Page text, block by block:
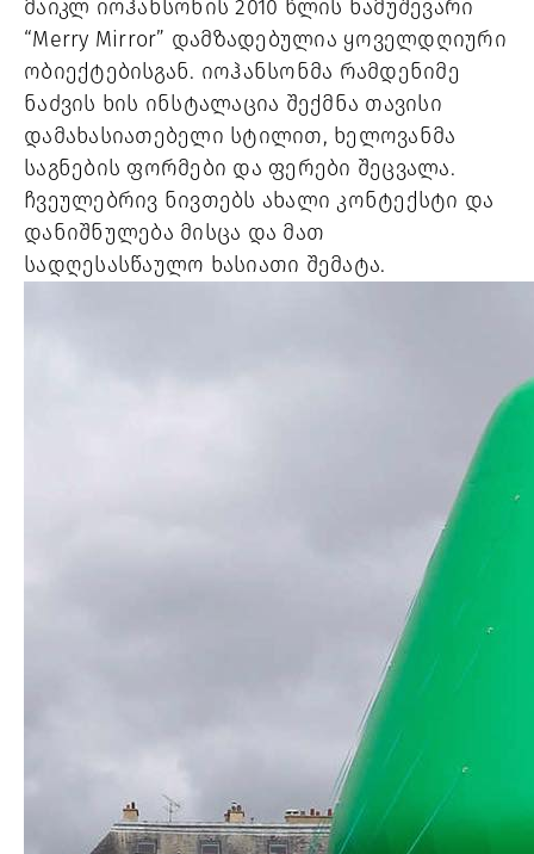
მაიკლ იოჰანსონის 2010 წლის ნამუშევარი
“Merry Mirror” დამზადებულია ყოველდღიური
ობიექტებისგან. იოჰანსონმა რამდენიმე
ნაძვის ხის ინსტალაცია შექმნა თავისი
დამახასიათებელი სტილით, ხელოვანმა
საგნების ფორმები და ფერები შეცვალა.
ჩვეულებრივ ნივთებს ახალი კონტექსტი და
დანიშნულება მისცა და მათ
სადღესასწაულო ხასიათი შემატა.